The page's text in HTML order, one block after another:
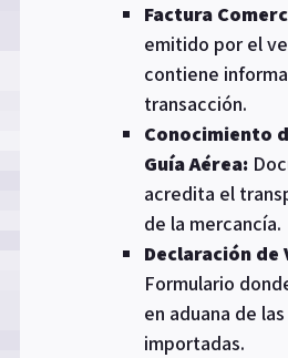
Factura
emitido por el
contiene
transacción.
Conocimiento
Guía Aérea:
acredita el
de la mercancía.
Declaración de
Formulario
en aduana de
importadas.